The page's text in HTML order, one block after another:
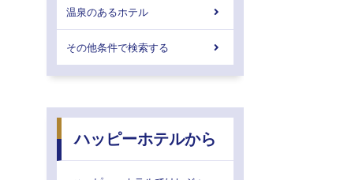
温泉のあるホテル
その他条件で検索する
ハッピーホテルから